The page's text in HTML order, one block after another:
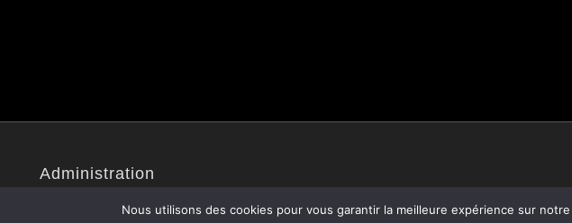
Administration
Nous utilisons des cookies pour vous garantir la meilleure expérience sur